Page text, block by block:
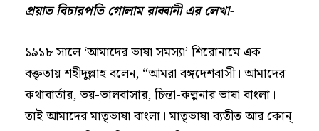
প্রয়াত বিচারপতি গোলাম রাব্বানী এর লেখা-
১৯১৮ সালে ‘আমাদের ভাষা সমস্যা’ শিরোনামে এক
বক্তৃতায় শহীদুল্লাহ বলেন, “আমরা বঙ্গদেশবাসী। আমাদের
কথাবার্তার, ভয়-ভালবাসার, চিন্তা-কল্পনার ভাষা বাংলা।
তাই আমাদের মাতৃভাষা বাংলা। মাতৃভাষা ব্যতীত আর কোন্